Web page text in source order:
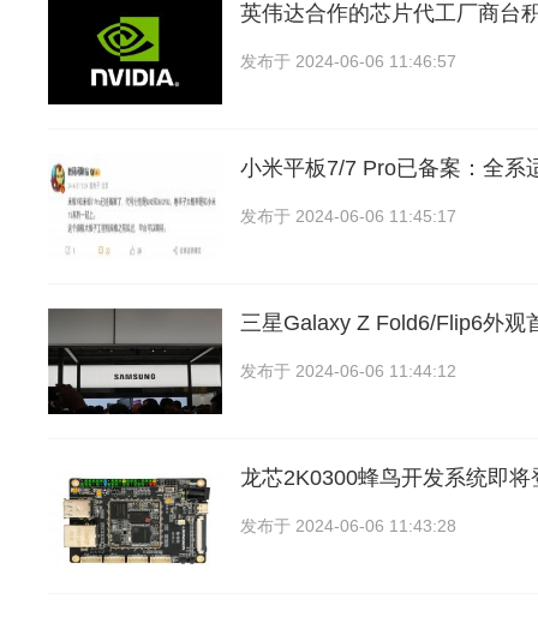
英伟达合作的芯片代工厂商台
发布于 2024-06-06 11:46:57
小米平板7/7 Pro已备案：全系
发布于 2024-06-06 11:45:17
三星Galaxy Z Fold6/Flip6外观
发布于 2024-06-06 11:44:12
龙芯2K0300蜂鸟开发系统即
发布于 2024-06-06 11:43:28